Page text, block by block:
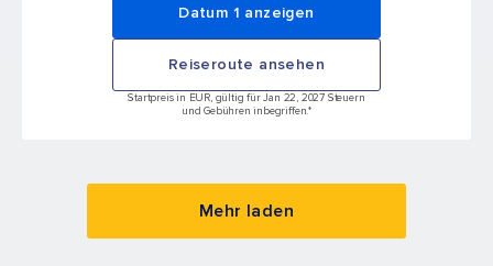
Datum 1 anzeigen
Reiseroute ansehen
Startpreis in EUR, gültig für Jan 22, 2027 Steuern
und Gebühren inbegriffen.*
Mehr laden